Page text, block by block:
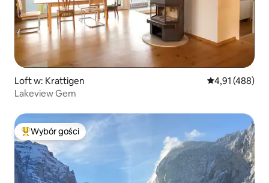
Loft w: Krattigen Średnia
4,91 (488)
Lakeview Gem
Najpopularniejsze z kategorii Wybór gości
Wybór gości